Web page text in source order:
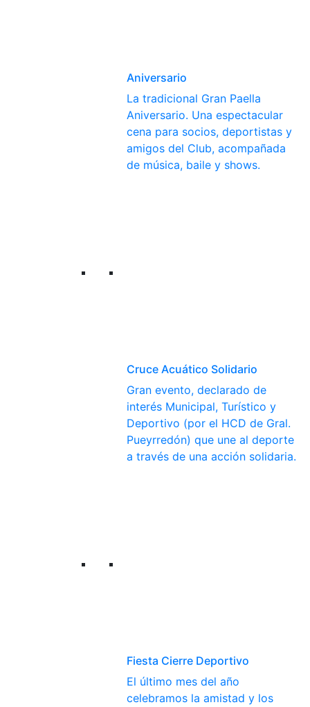
Aniversario
La tradicional Gran Paella
Aniversario. Una espectacular
cena para socios, deportistas y
amigos del Club, acompañada
de música, baile y shows.
Cruce Acuático Solidario
Gran evento, declarado de
interés Municipal, Turístico y
Deportivo (por el HCD de Gral.
Pueyrredón) que une al deporte
a través de una acción solidaria.
Fiesta Cierre Deportivo
El último mes del año
celebramos la amistad y los